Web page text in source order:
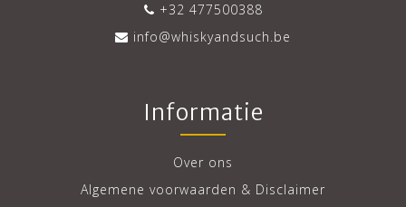
+32 477500388
info@whiskyandsuch.be
Informatie
Over ons
Algemene voorwaarden & Disclaimer